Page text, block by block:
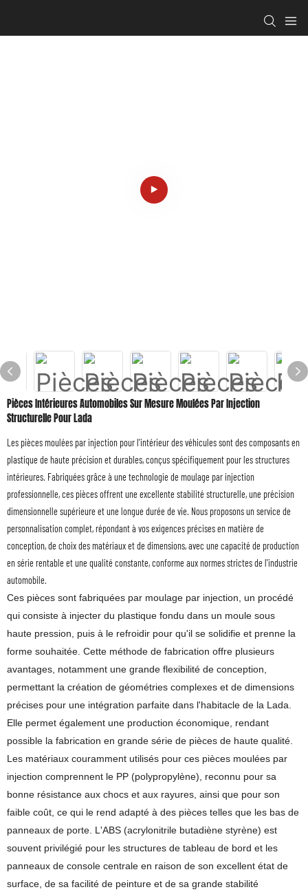
Pièces Intérieures Automobiles Sur Mesure Moulées Par Injection
Structurelle Pour Lada
Les pièces moulées par injection pour l'intérieur des véhicules sont des composants en
plastique de haute précision et durables, conçus spécifiquement pour les structures
intérieures. Fabriquées grâce à une technologie de moulage par injection
professionnelle, ces pièces offrent une excellente stabilité structurelle, une précision
dimensionnelle supérieure et une longue durée de vie. Nous proposons un service de
personnalisation complet, répondant à vos exigences précises en matière de
conception, de choix des matériaux et de dimensions, avec une capacité de production
en série rentable et une qualité constante, conforme aux normes strictes de l'industrie
automobile.
Ces pièces sont fabriquées par moulage par injection, un procédé
qui consiste à injecter du plastique fondu dans un moule sous
haute pression, puis à le refroidir pour qu'il se solidifie et prenne la
forme souhaitée. Cette méthode de fabrication offre plusieurs
avantages, notamment une grande flexibilité de conception,
permettant la création de géométries complexes et de dimensions
précises pour une intégration parfaite dans l'habitacle de la Lada.
Elle permet également une production économique, rendant
possible la fabrication en grande série de pièces de haute qualité.
Les matériaux couramment utilisés pour ces pièces moulées par
injection comprennent le PP (polypropylène), reconnu pour sa
bonne résistance aux chocs et aux rayures, ainsi que pour son
faible coût, ce qui le rend adapté à des pièces telles que les bas de
panneaux de porte. L'ABS (acrylonitrile butadiène styrène) est
souvent privilégié pour les structures de tableau de bord et les
panneaux de console centrale en raison de son excellent état de
surface, de sa facilité de peinture et de sa grande stabilité